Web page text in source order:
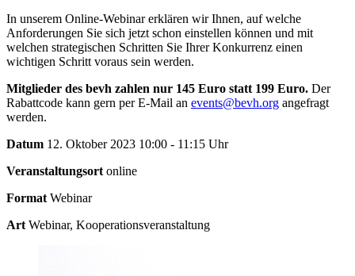
In unserem Online-Webinar erklären wir Ihnen, auf welche
Anforderungen Sie sich jetzt schon einstellen können und mit
welchen strategischen Schritten Sie Ihrer Konkurrenz einen
wichtigen Schritt voraus sein werden.
Mitglieder des bevh zahlen nur 145 Euro statt 199 Euro. Der
Rabattcode kann gern per E-Mail an events@bevh.org angefragt
werden.
Datum 12. Oktober 2023 10:00 - 11:15 Uhr
Veranstaltungsort online
Format Webinar
Art Webinar, Kooperationsveranstaltung